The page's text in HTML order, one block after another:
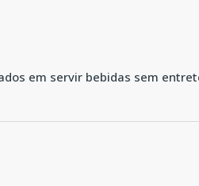
em servir bebidas sem